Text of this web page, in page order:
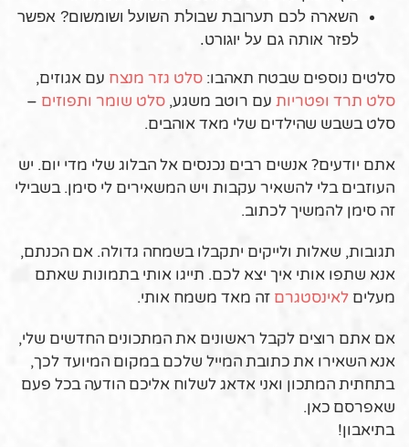
השארה לכם תערובת שבולת השועל ושומשום? אפשר
לפזר אותה גם על יוגורט.
סלטים נוספים שבטח תאהבו: סלט גזר מנצח עם אגוזים,
סלט תרד ופטריות עם רוטב משגע, סלט שומר ותפוזים –
סלט בשבש שהילדים שלי מאד אוהבים.
אתם יודעים? אנשים רבים נכנסים אל הבלוג שלי מדי יום. יש
העוזבים בלי להשאיר עקבות ויש המשאירים לי סימן. בשבילי
זה סימן להמשיך לכתוב.
תגובות, שאלות ולייקים יתקבלו בשמחה גדולה. אם הכנתם,
אנא שתפו אותי איך יצא לכם. תייגו אותי בתמונות שאתם
מעלים לאינסטגרם זה מאד משמח אותי.
אם אתם רוצים לקבל ראשונים את המתכונים החדשים שלי,
אנא השאירו את כתובת המייל שלכם במקום המיועד לכך,
בתחתית המתכון ואני אדאג לשלוח אליכם הודעה בכל פעם
שאפרסם כאן.
בתיאבון!